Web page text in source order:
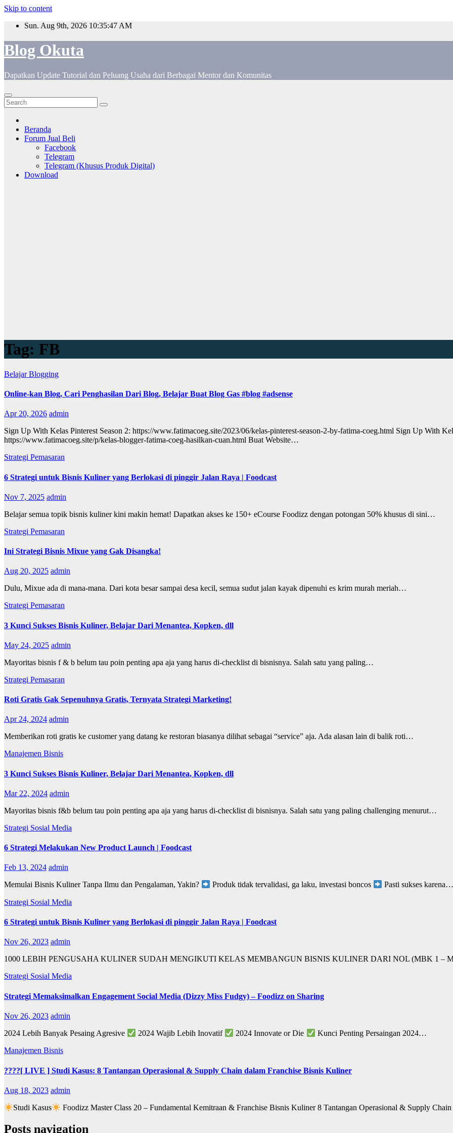
Skip to content
Sun. Aug 9th, 2026 10:35:48 AM
Blog Okuta
Dapatkan Update Tutorial dan Peluang Usaha dari Berbagai Mentor dan Komunitas
Beranda
Forum Jual Beli
Facebook
Telegram
Telegram (Khusus Produk Digital)
Download
Tag: FB
Belajar Blogging
Online-kan Blog, Cari Penghasilan Dari Blog, Belajar Buat Blog Gas #blog #adsense
Apr 20, 2026 admin
Sign Up With Kelas Pinterest Season 2: https://www.fatimacoeg.site/2023/06/kelas-pinterest-season-2-by-fatima-coeg.html Sign Up With
https://www.fatimacoeg.site/p/kelas-blogger-fatima-coeg-hasilkan-cuan.html Buat Website…
Strategi Pemasaran
6 Strategi untuk Bisnis Kuliner yang Berlokasi di pinggir Jalan Raya | Foodcast
Nov 7, 2025 admin
Belajar semua topik bisnis kuliner kini makin hemat! Dapatkan akses ke 150+ eCourse Foodizz dengan potongan 50% khusus di sini…
Strategi Pemasaran
Ini Strategi Bisnis Mixue yang Gak Disangka!
Aug 20, 2025 admin
Dulu, Mixue ada di mana-mana. Dari kota besar sampai desa kecil, semua sudut jalan kayak dipenuhi es krim murah meriah…
Strategi Pemasaran
3 Kunci Sukses Bisnis Kuliner, Belajar Dari Menantea, Kopken, dll
May 24, 2025 admin
Mayoritas bisnis f & b belum tau poin penting apa aja yang harus di-checklist di bisnisnya. Salah satu yang paling…
Strategi Pemasaran
Roti Gratis Gak Sepenuhnya Gratis, Ternyata Strategi Marketing!
Apr 24, 2024 admin
Memberikan roti gratis ke customer yang datang ke restoran biasanya dilihat sebagai “service” aja. Ada alasan lain di balik roti…
Manajemen Bisnis
3 Kunci Sukses Bisnis Kuliner, Belajar Dari Menantea, Kopken, dll
Mar 22, 2024 admin
Mayoritas bisnis f&b belum tau poin penting apa aja yang harus di-checklist di bisnisnya. Salah satu yang paling challenging menurut…
Strategi Sosial Media
6 Strategi Melakukan New Product Launch | Foodcast
Feb 13, 2024 admin
Memulai Bisnis Kuliner Tanpa Ilmu dan Pengalaman, Yakin? Produk tidak tervalidasi, ga laku, investasi boncos
Pasti sukses
Strategi Sosial Media
6 Strategi untuk Bisnis Kuliner yang Berlokasi di pinggir Jalan Raya | Foodcast
Nov 26, 2023 admin
1000 LEBIH PENGUSAHA KULINER SUDAH MENGIKUTI KELAS MEMBANGUN BISNIS KULINER DARI NOL (MBK 1 –
Strategi Sosial Media
Strategi Memaksimalkan Engagement Social Media (Dizzy Miss Fudgy) – Foodizz on Sharing
Nov 26, 2023 admin
2024 Lebih Banyak Pesaing Agresive 2024 Wajib Lebih Inovatif 2024 Innovate or Die
Kunci Penting Persaingan 2024…
Manajemen Bisnis
????[ LIVE ] Studi Kasus: 8 Tantangan Operasional & Supply Chain dalam Franchise Bisnis Kuliner
Aug 18, 2023 admin
Studi Kasus Foodizz Master Class 20 – Fundamental Kemitraan & Franchise Bisnis Kuliner 8 Tantangan Operasional & Supply
Posts navigation